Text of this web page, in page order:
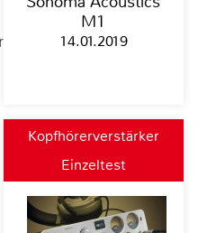
M1
14.01.2019
Kopfhörerverstärker
Einzeltest